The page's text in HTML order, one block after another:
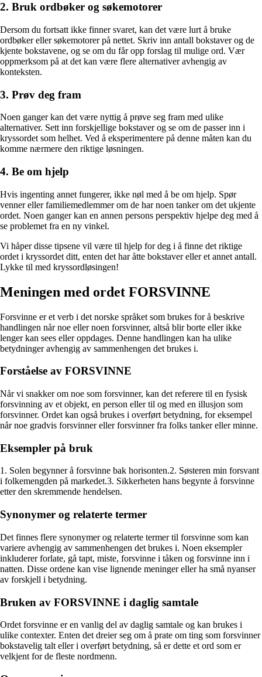
2. Bruk ordbøker og søkemotorer
Dersom du fortsatt ikke finner svaret, kan det være lurt å bruke
ordbøker eller søkemotorer på nettet. Skriv inn antall bokstaver og de
kjente bokstavene, og se om du får opp forslag til mulige ord. Vær
oppmerksom på at det kan være flere alternativer avhengig av
konteksten.
3. Prøv deg fram
Noen ganger kan det være nyttig å prøve seg fram med ulike
alternativer. Sett inn forskjellige bokstaver og se om de passer inn i
kryssordet som helhet. Ved å eksperimentere på denne måten kan du
komme nærmere den riktige løsningen.
4. Be om hjelp
Hvis ingenting annet fungerer, ikke nøl med å be om hjelp. Spør
venner eller familiemedlemmer om de har noen tanker om det ukjente
ordet. Noen ganger kan en annen persons perspektiv hjelpe deg med å
se problemet fra en ny vinkel.
Vi håper disse tipsene vil være til hjelp for deg i å finne det riktige
ordet i kryssordet ditt, enten det har åtte bokstaver eller et annet antall.
Lykke til med kryssordløsingen!
Meningen med ordet FORSVINNE
Forsvinne er et verb i det norske språket som brukes for å beskrive
handlingen når noe eller noen forsvinner, altså blir borte eller ikke
lenger kan sees eller oppdages. Denne handlingen kan ha ulike
betydninger avhengig av sammenhengen det brukes i.
Forståelse av FORSVINNE
Når vi snakker om noe som forsvinner, kan det referere til en fysisk
forsvinning av et objekt, en person eller til og med en illusjon som
forsvinner. Ordet kan også brukes i overført betydning, for eksempel
når noe gradvis forsvinner eller forsvinner fra folks tanker eller minne.
Eksempler på bruk
1. Solen begynner å forsvinne bak horisonten.2. Søsteren min forsvant
i folkemengden på markedet.3. Sikkerheten hans begynte å forsvinne
etter den skremmende hendelsen.
Synonymer og relaterte termer
Det finnes flere synonymer og relaterte termer til forsvinne som kan
variere avhengig av sammenhengen det brukes i. Noen eksempler
inkluderer forlate, gå tapt, miste, forsvinne i tåken og forsvinne inn i
natten. Disse ordene kan vise lignende meninger eller ha små nyanser
av forskjell i betydning.
Bruken av FORSVINNE i daglig samtale
Ordet forsvinne er en vanlig del av daglig samtale og kan brukes i
ulike contexter. Enten det dreier seg om å prate om ting som forsvinner
bokstavelig talt eller i overført betydning, så er dette et ord som er
velkjent for de fleste nordmenn.